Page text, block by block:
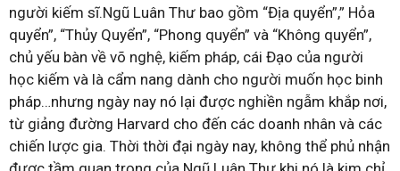
người kiếm sĩ.Ngũ Luân Thư bao gồm “Địa quyển”,” Hỏa
quyển”, “Thủy Quyển”, “Phong quyển” và “Không quyển”,
chủ yếu bàn về võ nghệ, kiếm pháp, cái Đạo của người
học kiếm và là cẩm nang dành cho người muốn học binh
pháp…nhưng ngày nay nó lại được nghiền ngẫm khắp nơi,
từ giảng đường Harvard cho đến các doanh nhân và các
chiến lược gia. Thời thời đại ngày nay, không thể phủ nhận